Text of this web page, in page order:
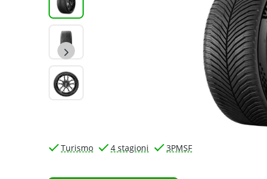
Turismo 4 stagioni 3PMSF